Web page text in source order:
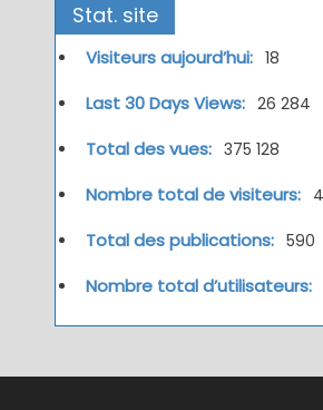
Stat. site
Visiteurs aujourd’hui: 18
Last 30 Days Views: 26 284
Total des vues: 375 128
Nombre total de visiteurs:
Total des publications: 590
Nombre total d’utilisateurs: